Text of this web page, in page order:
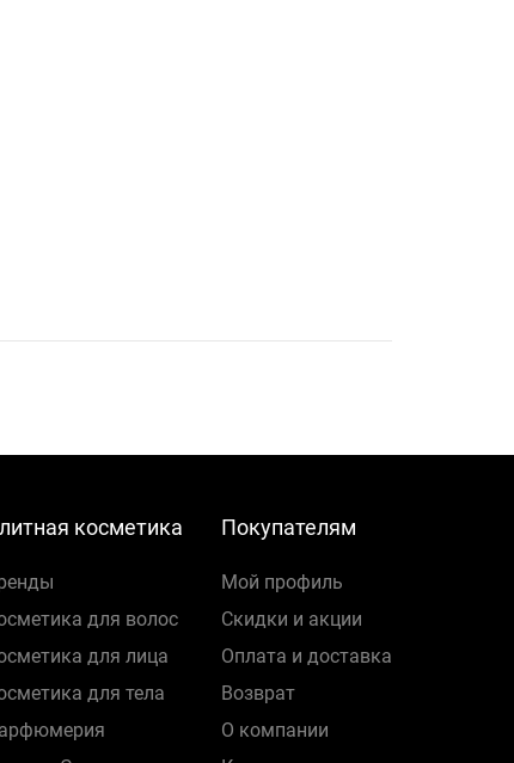
косметика
для волос
для лица
для тела
Покупателям
Мой профиль
Скидки и акции
Оплата и доставка
Возврат
О компании